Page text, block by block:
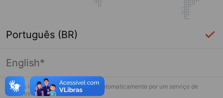
Página indisponível
Desculpe, algo deu errado. Faça login
Português (BR)
English*
* Esses idiomas serão traduzidos automaticamente por um serviço de
terceiros.